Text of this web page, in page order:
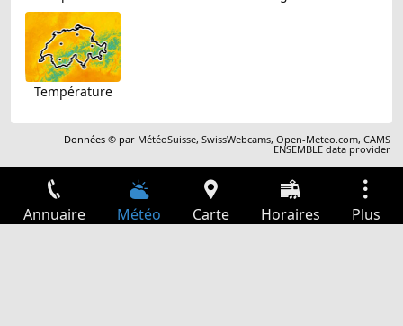
Température
Données © par MétéoSuisse,SwissWebcams,Open-Meteo.com,CAMS
ENSEMBLE data provider
Annuaire Météo Carte Horaires Plus